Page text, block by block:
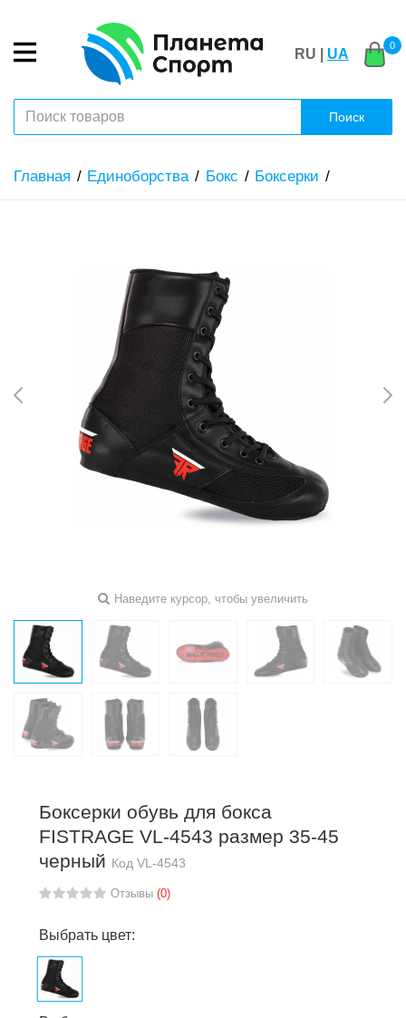
RU | UA
0
Поиск
Главная Единоборства Бокс Боксерки
Наведите курсор, чтобы увеличить
Боксерки обувь для бокса
FISTRAGE VL-4543 размер 35-45
черный Код VL-4543
Отзывы (0)
Выбрать цвет: